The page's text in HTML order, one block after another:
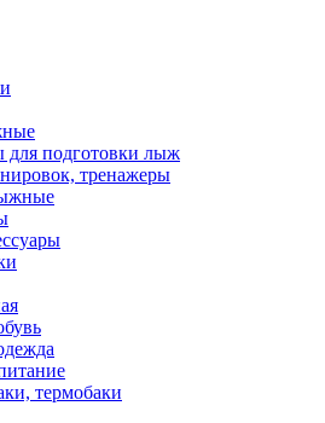
для подготовки лыж
тренажеры
термобаки